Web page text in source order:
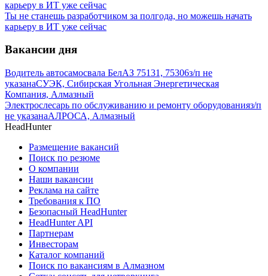
Ты не станешь разработчиком за полгода, но можешь начать
карьеру в ИТ уже сейчас
Вакансии дня
Водитель автосамосвала БелАЗ 75131, 75306з/п не
указанаСУЭК, Сибирская Угольная Энергетическая
Компания, Алмазный
Электрослесарь по обслуживанию и ремонту оборудованияз/п
не указанаАЛРОСА, Алмазный
HeadHunter
Размещение вакансий
Поиск по резюме
О компании
Наши вакансии
Реклама на сайте
Требования к ПО
Безопасный HeadHunter
HeadHunter API
Партнерам
Инвесторам
Каталог компаний
Поиск по вакансиям в Алмазном